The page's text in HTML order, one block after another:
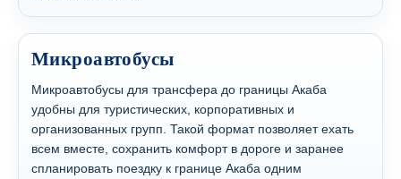
Микроавтобусы
Микроавтобусы для трансфера до границы Акаба
удобны для туристических, корпоративных и
организованных групп. Такой формат позволяет ехать
всем вместе, сохранить комфорт в дороге и заранее
спланировать поездку к границе Акаба одним